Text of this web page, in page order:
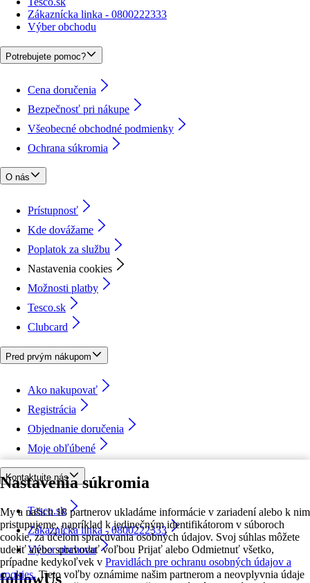
Nastavenia súkromia
My a našich 18 partnerov ukladáme informácie v zariadení alebo k nim
pristupujeme, napríklad k jedinečným identifikátorom v súboroch
cookie, za účelom spracúvania osobných údajov. Svoj súhlas môžete
udeliť alebo spravovať voľbou Prijať alebo Odmietnuť všetko,
prípadne kedykoľvek v Pravidlách pre ochranu osobných údajov a
cookies. Tieto voľby oznámime našim partnerom a neovplyvnia údaje
Zákaznícka linka - 0800222333
Výber obchodu
Potrebujete pomoc?
Cena doručenia
Bezpečnosť pri nákupe
Všeobecné obchodné podmienky
Ochrana súkromia
O nás
Prístupnosť
Kde dovážame
Poplatok za službu
Nastavenia cookies
Možnosti platby
Tesco.sk
Clubcard
Pred prvým nákupom
Ako nakupovať
Registrácia
Objednanie doručenia
Moje obľúbené
Kontaktujte nás
Tesco.sk
Zákaznícka linka - 0800222333
Výber obchodu
followUs